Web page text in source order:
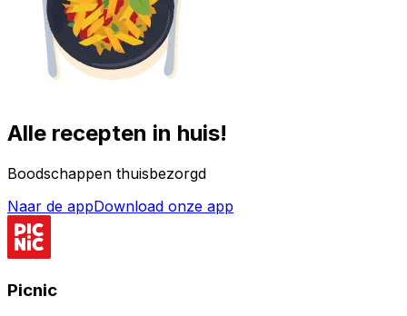
Alle recepten in huis!
Boodschappen thuisbezorgd
Naar de appDownload onze app
Picnic